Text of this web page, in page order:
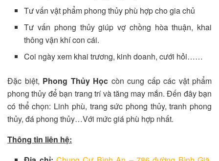
Tư vấn vật phẩm phong thủy phù hợp cho gia chủ
Tư vấn phong thủy giúp vợ chồng hòa thuận, khai
thông vận khí con cái.
Coi ngày xem khai trương, kinh doanh, cưới hỏi……
Đặc biệt, Phong Thủy Học còn cung cấp các vật phẩm
phong thủy để bạn trang trí và tăng may mắn. Đến đây bạn
có thể chọn: Linh phù, trang sức phong thủy, tranh phong
thủy, đá phong thủy…Với mức giá phù hợp nhất.
Thông tin liên hệ: